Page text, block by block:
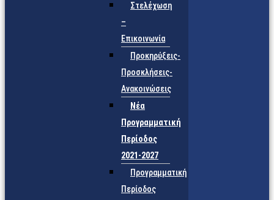
Στελέχωση
–
Επικοινωνία
Προκηρύξεις-
Προσκλήσεις-
Ανακοινώσεις
Νέα
Προγραμματική
Περίοδος
2021-2027
Προγραμματική
Περίοδος